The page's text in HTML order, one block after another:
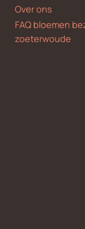
Over ons
FAQ bloemen
zoeterwoude